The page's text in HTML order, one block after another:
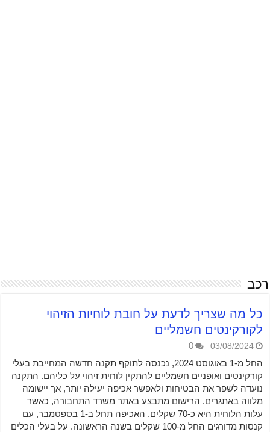
רכב
כל מה שצריך לדעת על חובת לוחיות הזיהוי
לקורקינטים חשמליים
03/08/2024
0
החל מ-1 באוגוסט 2024, נכנסה לתוקף תקנה חדשה המחייבת בעלי
קורקינטים ואופניים חשמליים להתקין לוחית זיהוי על כליהם. התקנה
נועדה לשפר את הבטיחות ולאפשר אכיפה יעילה יותר, אך יישומה
מלווה באתגרים. הרישום מתבצע באתר משרד התחבורה, כאשר
עלות הלוחית היא כ-70 שקלים. האכיפה תחל ב-1 בספטמבר, עם
קנסות מדורגים החל מ-100 שקלים בשנה הראשונה. על בעלי הכלים